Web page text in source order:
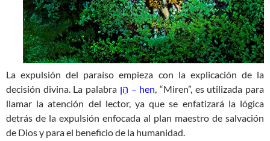
La expulsión del paraíso empieza con la explicación de la
decisión divina. La palabra
הֵן – hen, “Miren”, es utilizada para
llamar la atención del lector, ya que se enfatizará la lógica
detrás de la expulsión enfocada al plan maestro de salvación
de Dios y para el beneficio de la humanidad.